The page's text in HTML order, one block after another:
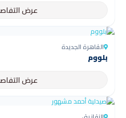
عرض
القاهرة الجديدة
بلووم
عرض